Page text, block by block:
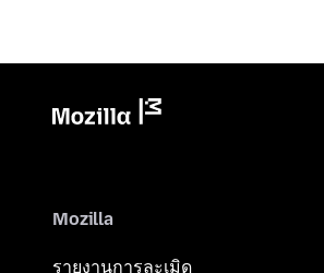
Mozilla
รายงานการละเมิด